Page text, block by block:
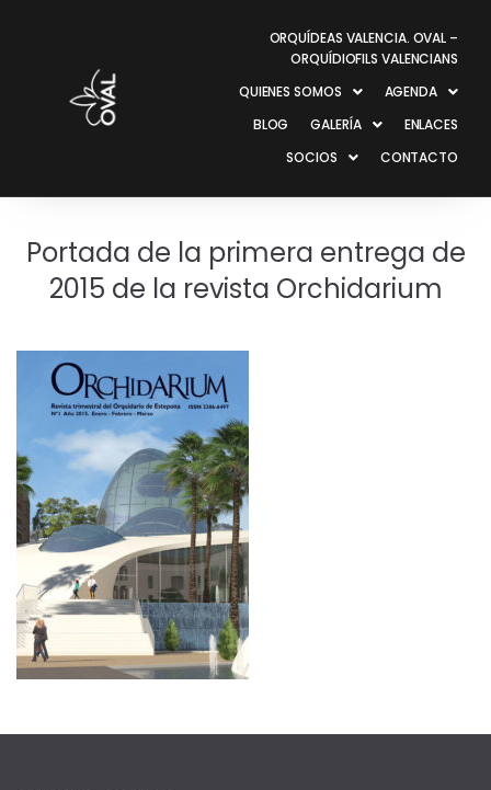
ORQUÍDEAS VALENCIA. OVAL –
ORQUÍDIOFILS VALENCIANS
QUIENES SOMOS
AGENDA
BLOG
GALERÍA
ENLACES
SOCIOS
CONTACTO
Portada de la primera entrega de
2015 de la revista Orchidarium